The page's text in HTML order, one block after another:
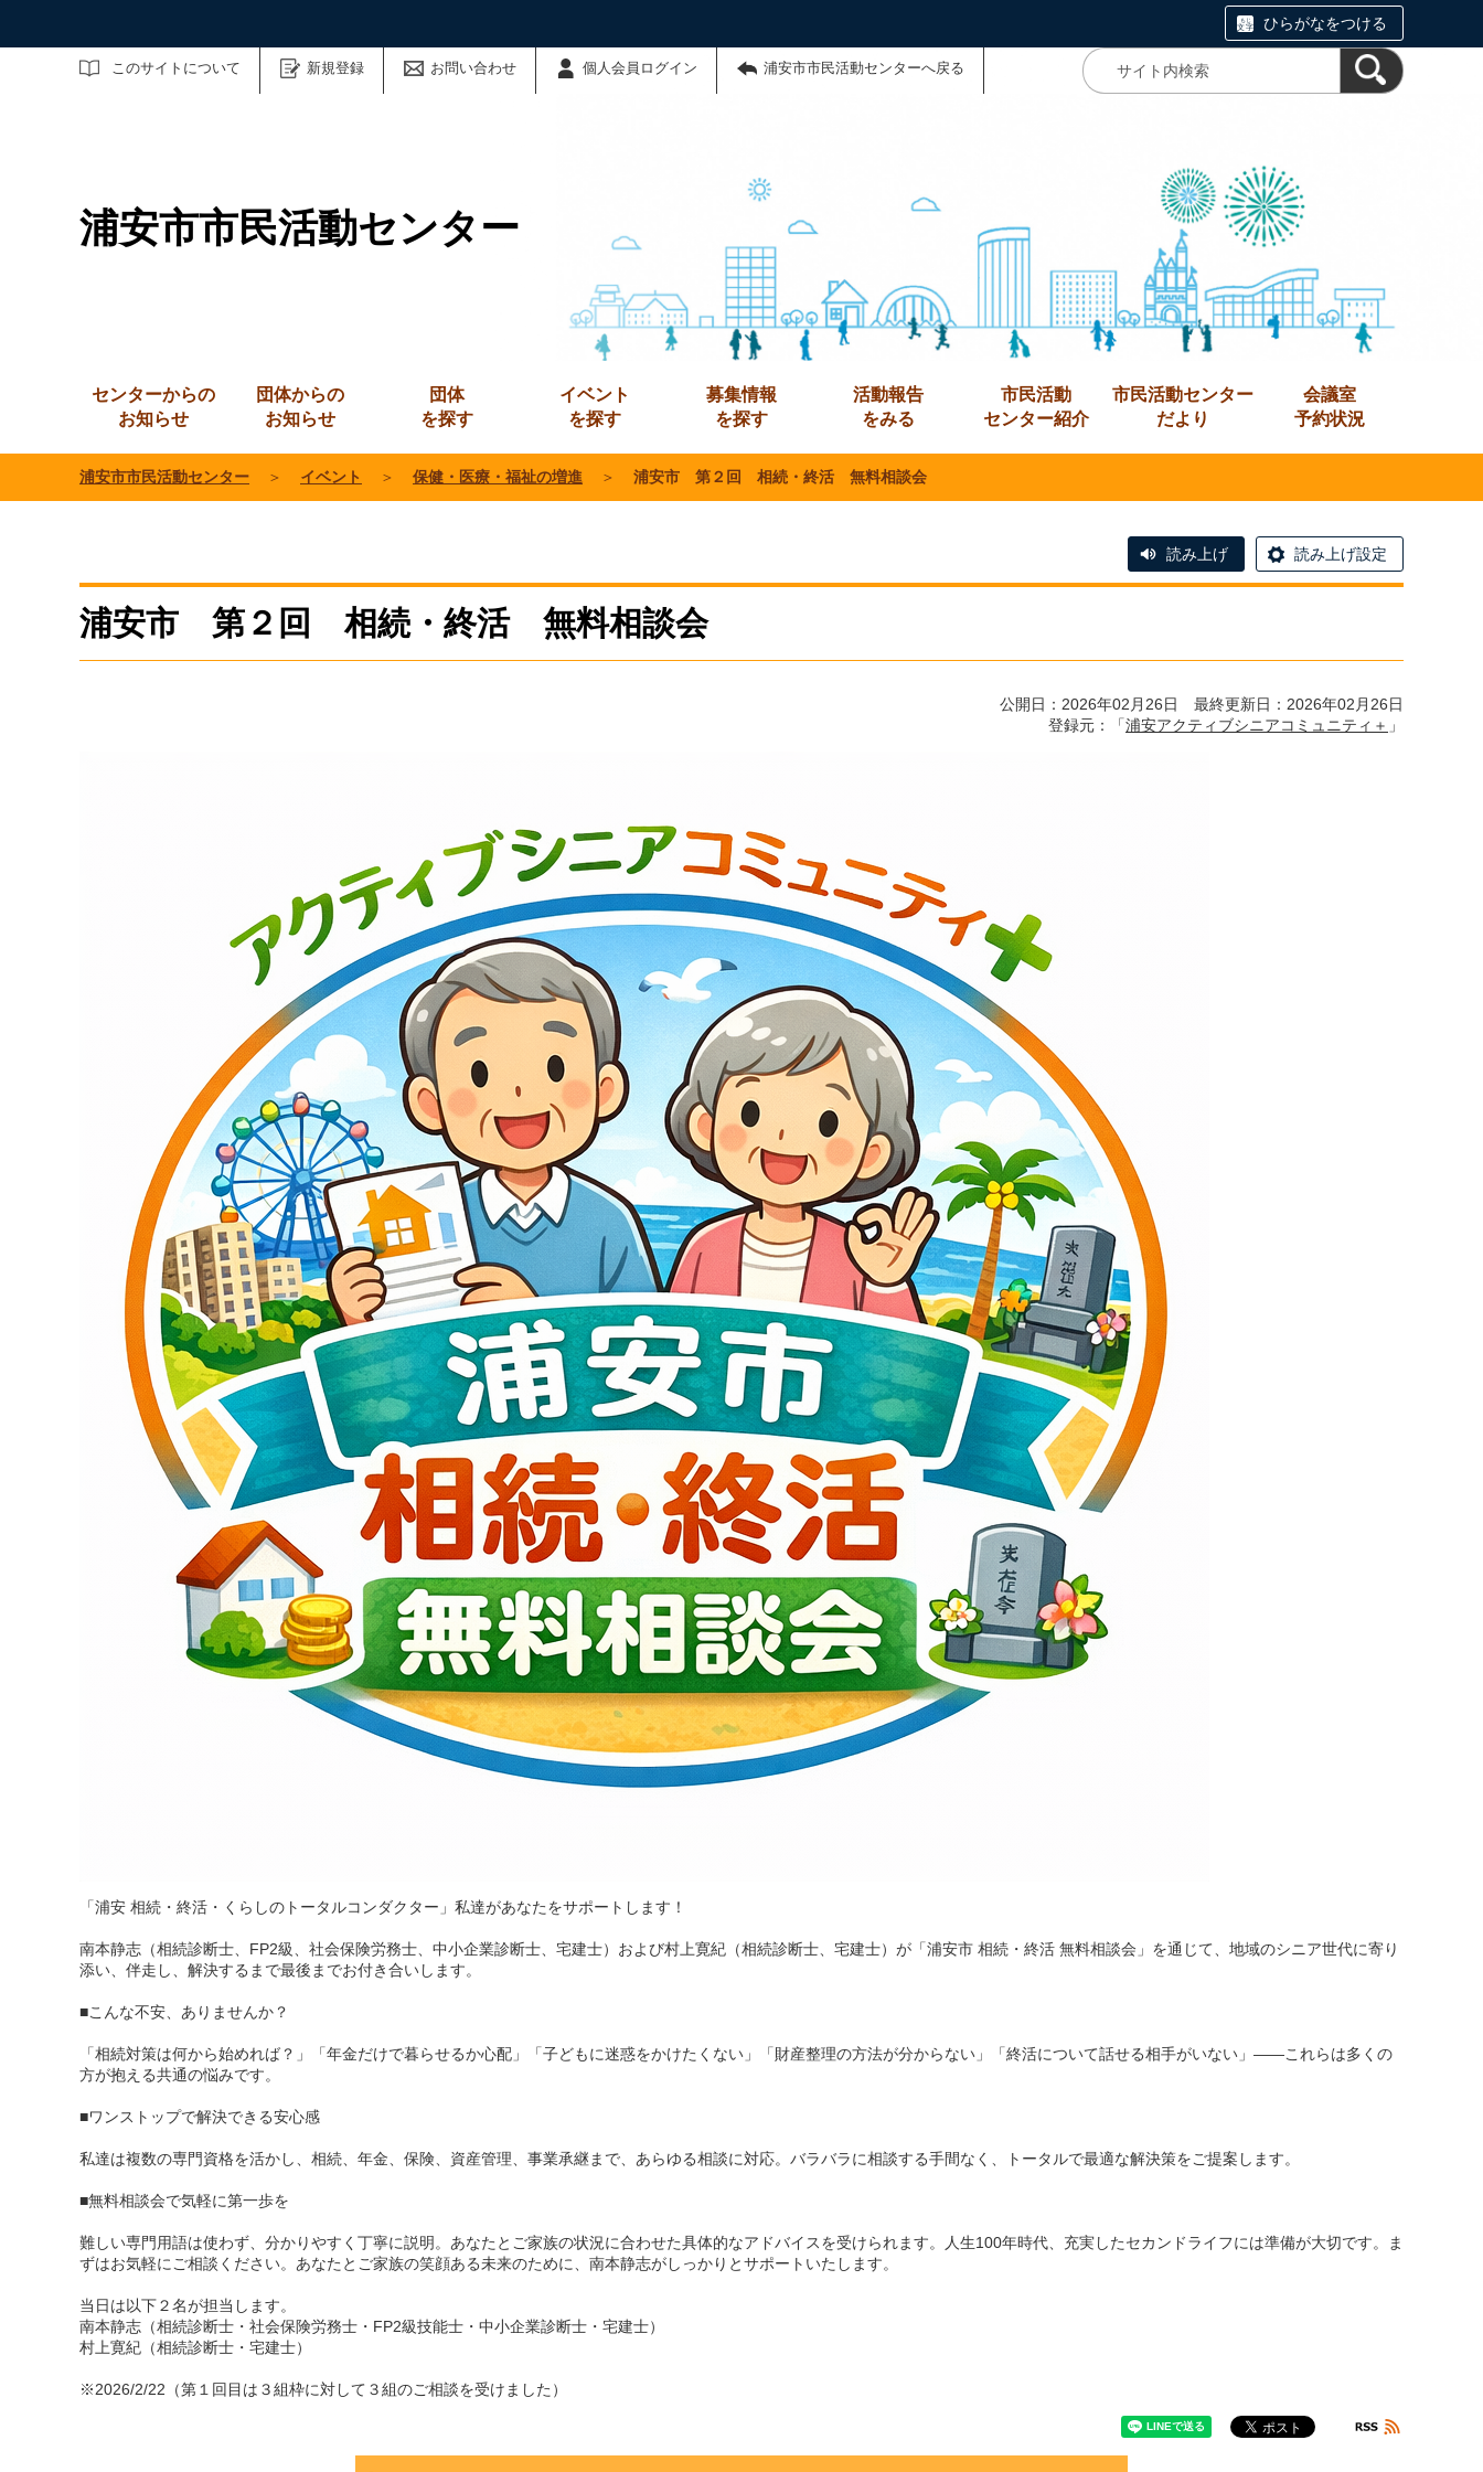
ひらがなをつける
このサイトについて 新規登録 お問い合わせ 個人会員ログイン 浦安市市民活動センターへ戻る
サイト内検索
浦安市市民活動センター
センターからの
お知らせ
団体からの
お知らせ
団体
を探す
イベント
を探す
募集情報
を探す
活動報告
をみる
市民活動
センター紹介
市民活動センター
だより
会議室
予約状況
浦安市市民活動センター ＞ イベント ＞ 保健・医療・福祉の増進 ＞ 浦安市 第２回 相続・終活 無料相談会
読み上げ 読み上げ設定
浦安市 第２回 相続・終活 無料相談会
公開日：2026年02月26日 最終更新日：2026年02月26日
登録元：「浦安アクティブシニアコミュニティ＋ 」
「浦安 相続・終活・くらしのトータルコンダクター」私達があなたをサポートします！
南本静志（相続診断士、FP2級、社会保険労務士、中小企業診断士、宅建士）および村上寛紀（相続診断士、宅建士）が「浦安市 相続・終活 無料相談会」を通じて、地域のシニア世代に寄り
添い、伴走し、解決するまで最後までお付き合いします。
■こんな不安、ありませんか？
「相続対策は何から始めれば？」「年金だけで暮らせるか心配」「子どもに迷惑をかけたくない」「財産整理の方法が分からない」「終活について話せる相手がいない」――これらは多くの
方が抱える共通の悩みです。
■ワンストップで解決できる安心感
私達は複数の専門資格を活かし、相続、年金、保険、資産管理、事業承継まで、あらゆる相談に対応。バラバラに相談する手間なく、トータルで最適な解決策をご提案します。
■無料相談会で気軽に第一歩を
難しい専門用語は使わず、分かりやすく丁寧に説明。あなたとご家族の状況に合わせた具体的なアドバイスを受けられます。人生100年時代、充実したセカンドライフには準備が大切です。ま
ずはお気軽にご相談ください。あなたとご家族の笑顔ある未来のために、南本静志がしっかりとサポートいたします。
当日は以下２名が担当します。
南本静志（相続診断士・社会保険労務士・FP2級技能士・中小企業診断士・宅建士）
村上寛紀（相続診断士・宅建士）
※2026/2/22（第１回目は３組枠に対して３組のご相談を受けました）